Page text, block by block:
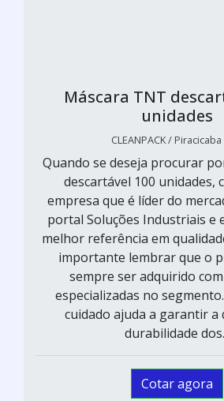
Máscara TNT
unidades
CLEANPACK / Piracicaba
Quando se deseja procurar
descartável 100 unidades,
empresa que é líder do
portal Soluções Industriais e
melhor referência em
importante lembrar que o
sempre ser adquirido
especializadas no
cuidado ajuda a garantir a
durabilidade
Cotar agora